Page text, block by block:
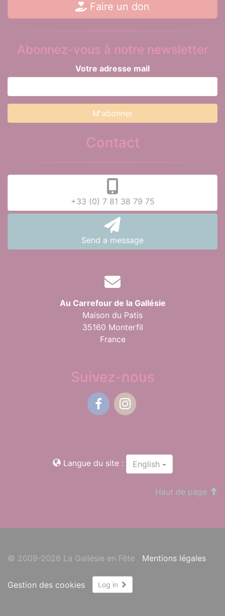
Faire un don
Abonnez-vous à notre newsletter
Votre adresse mail
Contact
+33 (0) 7 81 38 79 75
Send a message
Au Carrefour de la Gallésie
Maison du Patis
35160 Monterfil
France
Suivez-nous
Langue du site : English
Haut de page
© 2009-2026 La Gallésie en Fête Mentions légales
Gestion des cookies Log in